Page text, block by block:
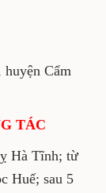
Cẩm
TÁC
Hà Tĩnh; từ
Huế; sau 5